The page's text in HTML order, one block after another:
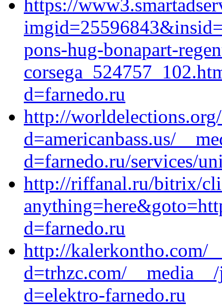
https://
pons-hug-bonapart-
d=farnedo.ru
http://
d=americanbass.us/
d=farnedo.ru/services/
http://riffanal.ru/bitrix/
d=farnedo.ru
http://kalerkontho.com/
d=trhzc.com/
d=elektro-farnedo.ru